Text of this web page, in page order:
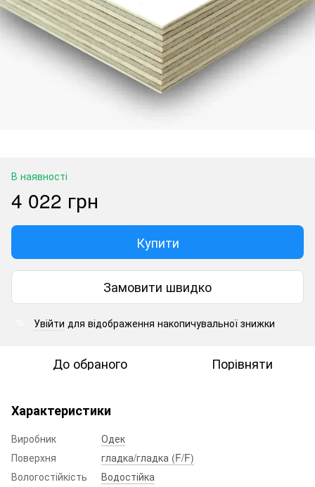
В наявності
4 022 грн
Купити
Замовити швидко
Увійти для відображення накопичувальної знижки
До обраного Порівняти
Характеристики
Виробник
Одек
Поверхня
гладка/гладка (F/F)
Вологостійкість
Водостійка